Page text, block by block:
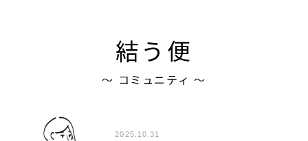
結う便
〜 コミュニティ 〜
2025.10.31